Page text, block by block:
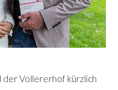
Vollererhof kürzlich